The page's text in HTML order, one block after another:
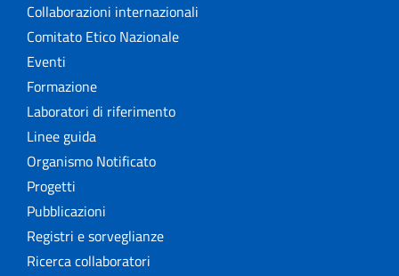
Collaborazioni internazionali
Comitato Etico Nazionale
Eventi
Formazione
Laboratori di riferimento
Linee guida
Organismo Notificato
Progetti
Pubblicazioni
Registri e sorveglianze
Ricerca collaboratori